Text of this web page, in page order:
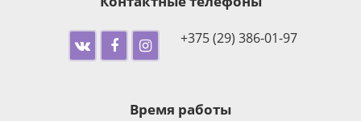
+375 (29) 386-01-97
Время работы